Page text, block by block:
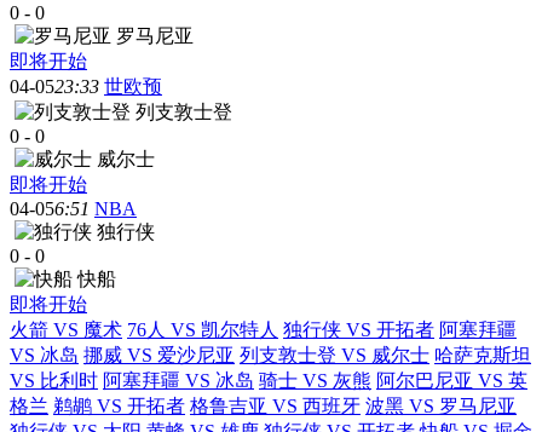
0 - 0
罗马尼亚
即将开始
04-0523:33 世欧预
列支敦士登
0 - 0
威尔士
即将开始
04-056:51 NBA
独行侠
0 - 0
快船
即将开始
火箭 VS 魔术 76人 VS 凯尔特人 独行侠 VS 开拓者 阿塞拜疆
VS 冰岛 挪威 VS 爱沙尼亚 列支敦士登 VS 威尔士 哈萨克斯坦
VS 比利时 阿塞拜疆 VS 冰岛 骑士 VS 灰熊 阿尔巴尼亚 VS 英
格兰 鹈鹕 VS 开拓者 格鲁吉亚 VS 西班牙 波黑 VS 罗马尼亚